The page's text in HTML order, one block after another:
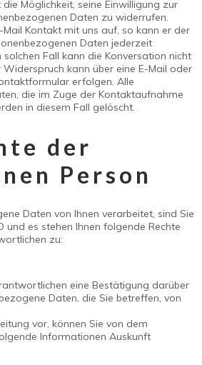
Möglichkeit, seine Einwilligung zur
Daten zu widerrufen.
Kontakt mit uns auf, so kann er der
Daten jederzeit
Fall kann die Konversation nicht
kann über eine E-Mail oder
erfolgen. Alle
die im Zuge der Kontaktaufnahme
in diesem Fall gelöscht.
der
Person
Daten von Ihnen verarbeitet, sind Sie
und es stehen Ihnen folgende Rechte
zu:
eine Bestätigung darüber
Daten, die Sie betreffen, von
vor, können Sie von dem
Informationen Auskunft